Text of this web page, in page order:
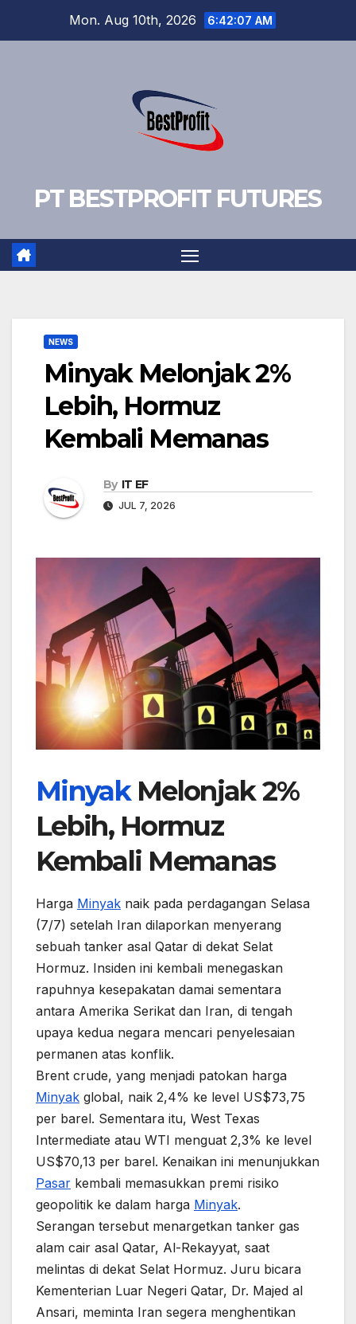
Mon. Aug 10th, 2026 6:42:08 AM
PT BESTPROFIT FUTURES
NEWS
Minyak Melonjak 2%
Lebih, Hormuz
Kembali Memanas
By IT EF
JUL 7, 2026
MinyakMelonjak 2%
Lebih, Hormuz
Kembali Memanas
Harga Minyak naik pada perdagangan Selasa
(7/7) setelah Iran dilaporkan menyerang
sebuah tanker asal Qatar di dekat Selat
Hormuz. Insiden ini kembali menegaskan
rapuhnya kesepakatan damai sementara
antara Amerika Serikat dan Iran, di tengah
upaya kedua negara mencari penyelesaian
permanen atas konflik.
Brent crude, yang menjadi patokan harga
Minyak global, naik 2,4% ke level US$73,75
per barel. Sementara itu, West Texas
Intermediate atau WTI menguat 2,3% ke level
US$70,13 per barel. Kenaikan ini menunjukkan
Pasar kembali memasukkan premi risiko
geopolitik ke dalam harga Minyak.
Serangan tersebut menargetkan tanker gas
alam cair asal Qatar, Al-Rekayyat, saat
melintas di dekat Selat Hormuz. Juru bicara
Kementerian Luar Negeri Qatar, Dr. Majed al
Ansari, meminta Iran segera menghentikan